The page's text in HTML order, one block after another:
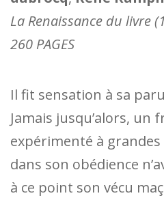
La Renaissance du livre
260 PAGES
Il fit sensation à sa
Jamais jusqu’alors, un
expérimenté à
dans son obédience
à ce point son vécu